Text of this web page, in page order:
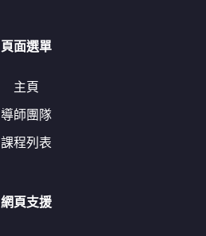
頁面選單
主頁
導師團隊
課程列表
網頁支援